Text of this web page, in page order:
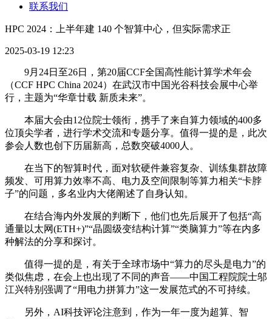
联系我们
HPC 2024：上半年建 140 个智算中心，但实际需求正
2025-03-19 12:23
9月24日至26日，第20届CCF全国高性能计算学术年会
（CCF HPC China 2024）在武汉市中国光谷科技会展中心举
行，主题为“华章廿载 新质未来”。
本届大会由12位院士领衔，携手了来自算力领域的400多
位顶尖学者，进行学术交流和专题分享。值得一提的是，此次
参会人数也创下历届新高，总数突破4000人。
在当下的智算时代，面对软硬件兼容复杂、训练集群故障
频发、可用算力效率不高、电力及空间限制等算力相关“卡脖
子”的问题，多名业内大佬阐述了自身认知。
在结合海内外发展的判断下，他们也先后展开了包括“高
通量以太网(ETH+)”“晶圆级变结构计算”“类脑算力”等在内多
种解法的分享和探讨。
值得一提的是，有关于全球市场中“算力的尽头是电力”的
类似焦虑，在会上也出现了不同的声音——中国工程院院士邬
江兴特别强调了“用电力拼算力”这一发展范式的不可持续。
另外，AI科技评论注意到，作为一年一度为超算、智